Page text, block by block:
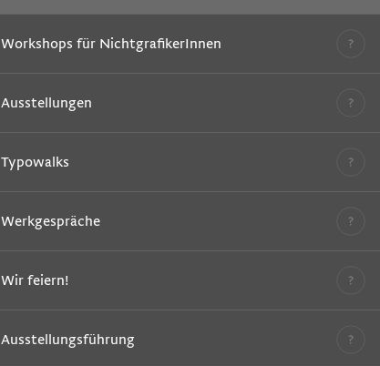
Workshops für NichtgrafikerInnen
Ausstellungen
Typowalks
Werkgespräche
Wir feiern!
Ausstellungsführung